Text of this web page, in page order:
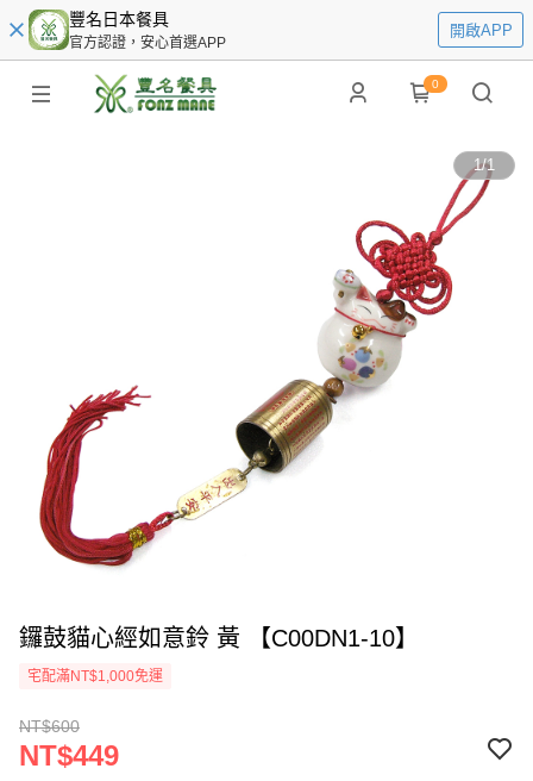
豐名日本餐具
官方認證，安心首選APP
開啟APP
0
1/1
鑼鼓貓心經如意鈴 黃 【C00DN1-10】
宅配滿NT$1,000免運
NT$600
NT$449